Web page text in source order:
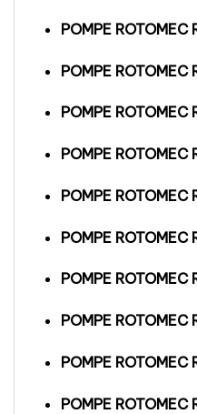
POMPE
POMPE
POMPE
POMPE
POMPE
POMPE
POMPE
POMPE
POMPE ROTOMEC
POMPE